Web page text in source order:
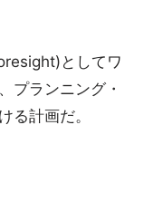
としてワ
プランニング・
る計画だ。